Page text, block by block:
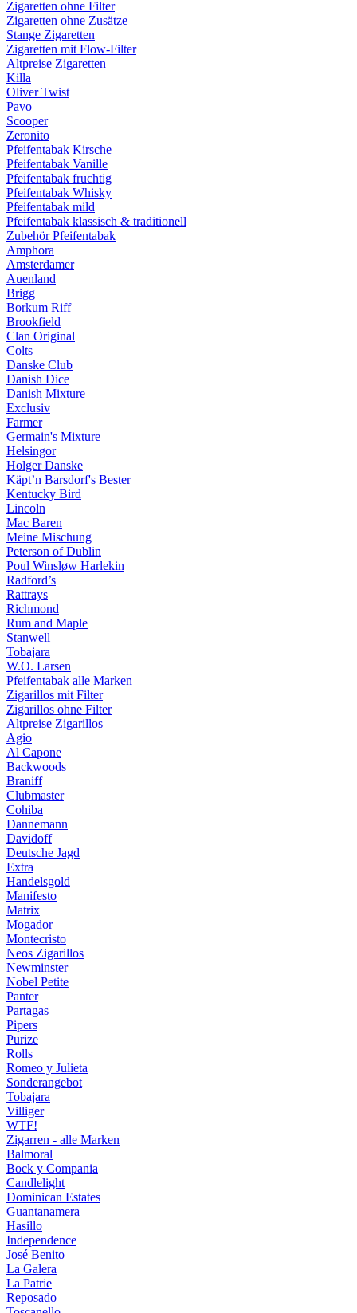
Zigaretten ohne Filter
Zigaretten ohne Zusätze
Stange Zigaretten
Zigaretten mit Flow-Filter
Altpreise Zigaretten
Killa
Oliver Twist
Pavo
Scooper
Zeronito
Pfeifentabak Kirsche
Pfeifentabak Vanille
Pfeifentabak fruchtig
Pfeifentabak Whisky
Pfeifentabak mild
Pfeifentabak klassisch & traditionell
Zubehör Pfeifentabak
Amphora
Amsterdamer
Auenland
Brigg
Borkum Riff
Brookfield
Clan Original
Colts
Danske Club
Danish Dice
Danish Mixture
Exclusiv
Farmer
Germain's Mixture
Helsingor
Holger Danske
Käpt’n Barsdorf's Bester
Kentucky Bird
Lincoln
Mac Baren
Meine Mischung
Peterson of Dublin
Poul Winsløw Harlekin
Radford’s
Rattrays
Richmond
Rum and Maple
Stanwell
Tobajara
W.O. Larsen
Pfeifentabak alle Marken
Zigarillos mit Filter
Zigarillos ohne Filter
Altpreise Zigarillos
Agio
Al Capone
Backwoods
Braniff
Clubmaster
Cohiba
Dannemann
Davidoff
Deutsche Jagd
Extra
Handelsgold
Manifesto
Matrix
Mogador
Montecristo
Neos Zigarillos
Newminster
Nobel Petite
Panter
Partagas
Pipers
Purize
Rolls
Romeo y Julieta
Sonderangebot
Tobajara
Villiger
WTF!
Zigarren - alle Marken
Balmoral
Bock y Compania
Candlelight
Dominican Estates
Guantanamera
Hasillo
Independence
José Benito
La Galera
La Patrie
Reposado